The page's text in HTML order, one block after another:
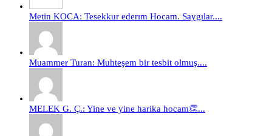
Metin KOCA: Tesekkur ederım Hocam. Saygılar....
Muammer Turan: Muhteşem bir tesbit olmuş....
MELEK G. Ç.: Yine ve yine harika hocam👏...